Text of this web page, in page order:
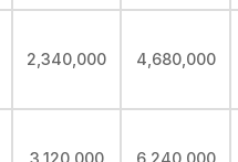
2,340,000 4,680,000
3,120,000 6,240,000